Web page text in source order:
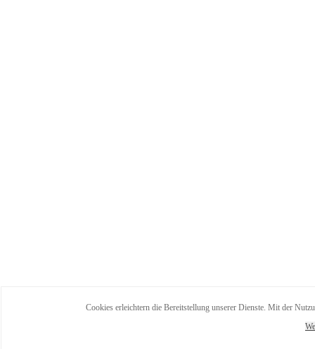
Cookies erleichtern die Bereitstellung unserer Dienste. Mit der